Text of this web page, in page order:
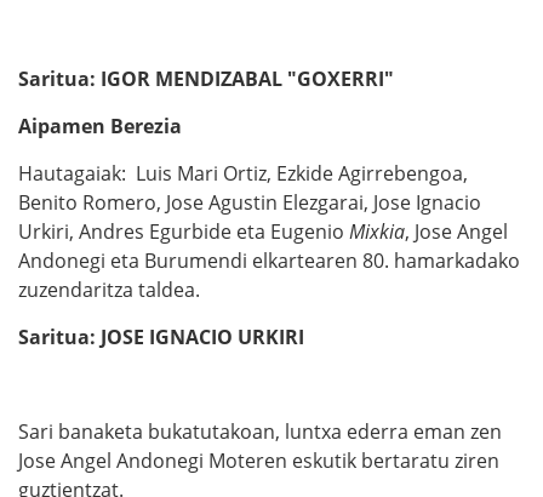
Saritua: IGOR MENDIZABAL "GOXERRI"
Aipamen Berezia
Hautagaiak: Luis Mari Ortiz, Ezkide Agirrebengoa,
Benito Romero, Jose Agustin Elezgarai, Jose Ignacio
Urkiri, Andres Egurbide eta Eugenio Mixkia, Jose Angel
Andonegi eta Burumendi elkartearen 80. hamarkadako
zuzendaritza taldea.
Saritua: JOSE IGNACIO URKIRI
Sari banaketa bukatutakoan, luntxa ederra eman zen
Jose Angel Andonegi Moteren eskutik bertaratu ziren
guztientzat.